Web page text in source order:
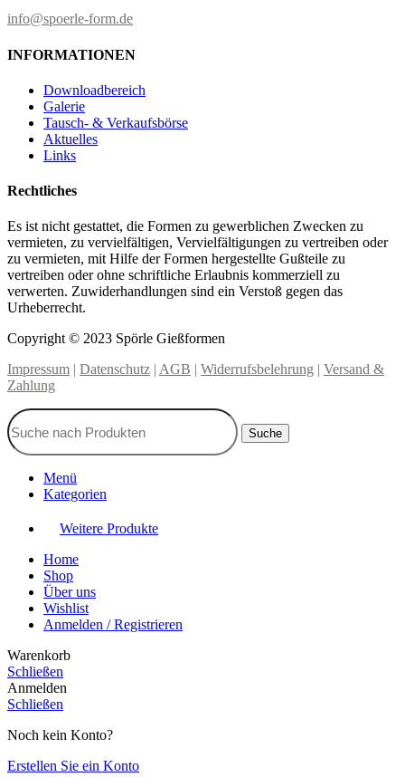
info@spoerle-form.de
INFORMATIONEN
Downloadbereich
Galerie
Tausch- & Verkaufsbörse
Aktuelles
Links
Rechtliches
Es ist nicht gestattet, die Formen zu gewerblichen Zwecken zu
vermieten, zu vervielfältigen, Vervielfältigungen zu vertreiben oder
zu vermieten, mit Hilfe der Formen hergestellte Gußteile zu
vertreiben oder ohne schriftliche Erlaubnis kommerziell zu
verwerten. Zuwiderhandlungen sind ein Verstoß gegen das
Urheberrecht.
Copyright © 2023 Spörle Gießformen
Impressum | Datenschutz | AGB | Widerrufsbelehrung | Versand &
Zahlung
Suche
Menü
Kategorien
Weitere Produkte
Home
Shop
Über uns
Wishlist
Anmelden / Registrieren
Warenkorb
Schließen
Anmelden
Schließen
Noch kein Konto?
Erstellen Sie ein Konto